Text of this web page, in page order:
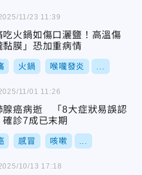
吃火鍋如傷口灑鹽！高溫傷
黏膜」恐加重病情
火鍋 喉嚨發炎
11/23 11:39
腺癌病逝 「8大症狀易誤認
確診7成已末期
感冒 咳嗽
11/01 11:26
10/13 17:18